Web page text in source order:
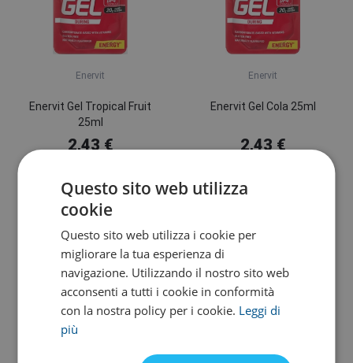
Enervit
Enervit Gel Tropical Fruit
25ml
2,43 €
Enervit
Enervit Gel Cola 25ml
2,43 €
Questo sito web utilizza
cookie
Questo sito web utilizza i cookie per
migliorare la tua esperienza di
navigazione. Utilizzando il nostro sito web
acconsenti a tutti i cookie in conformità
con la nostra policy per i cookie. Leggi di
più